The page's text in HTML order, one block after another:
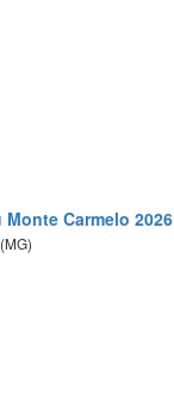
Carmelo 2026